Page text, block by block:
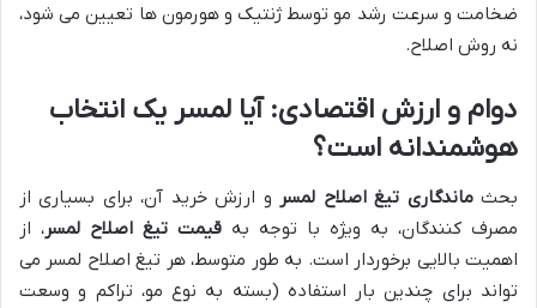
ضخامت و سرعت رشد مو توسط ژنتیک و هورمون ها تعیین می شود،
نه روش اصلاح.
دوام و ارزش اقتصادی: آیا لمسر یک انتخاب
هوشمندانه است؟
بحثماندگاری تیغ اصلاح لمسر و ارزش خرید آن، برای بسیاری از
مصرف کنندگان، به ویژه با توجه به قیمت تیغ اصلاح لمسر، از
اهمیت بالایی برخوردار است. به طور متوسط، هر تیغ اصلاح لمسر می
تواند برای چندین بار استفاده (بسته به نوع مو، تراکم و وسعت